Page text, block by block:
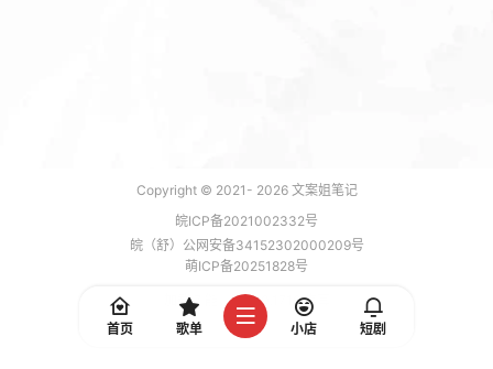
Copyright © 2021- 2026文案姐笔记
皖ICP备2021002332号
皖（舒）公网安备34152302000209号
萌ICP备20251828号
加载 7 能，功耗 0.1716 焦耳
首页
歌单 小店 短剧